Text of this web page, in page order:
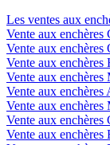
Les ventes aux
Vente aux
Vente aux enchères
Vente aux
Vente aux
Vente aux
Vente aux
Vente aux enchères
Vente aux enchères